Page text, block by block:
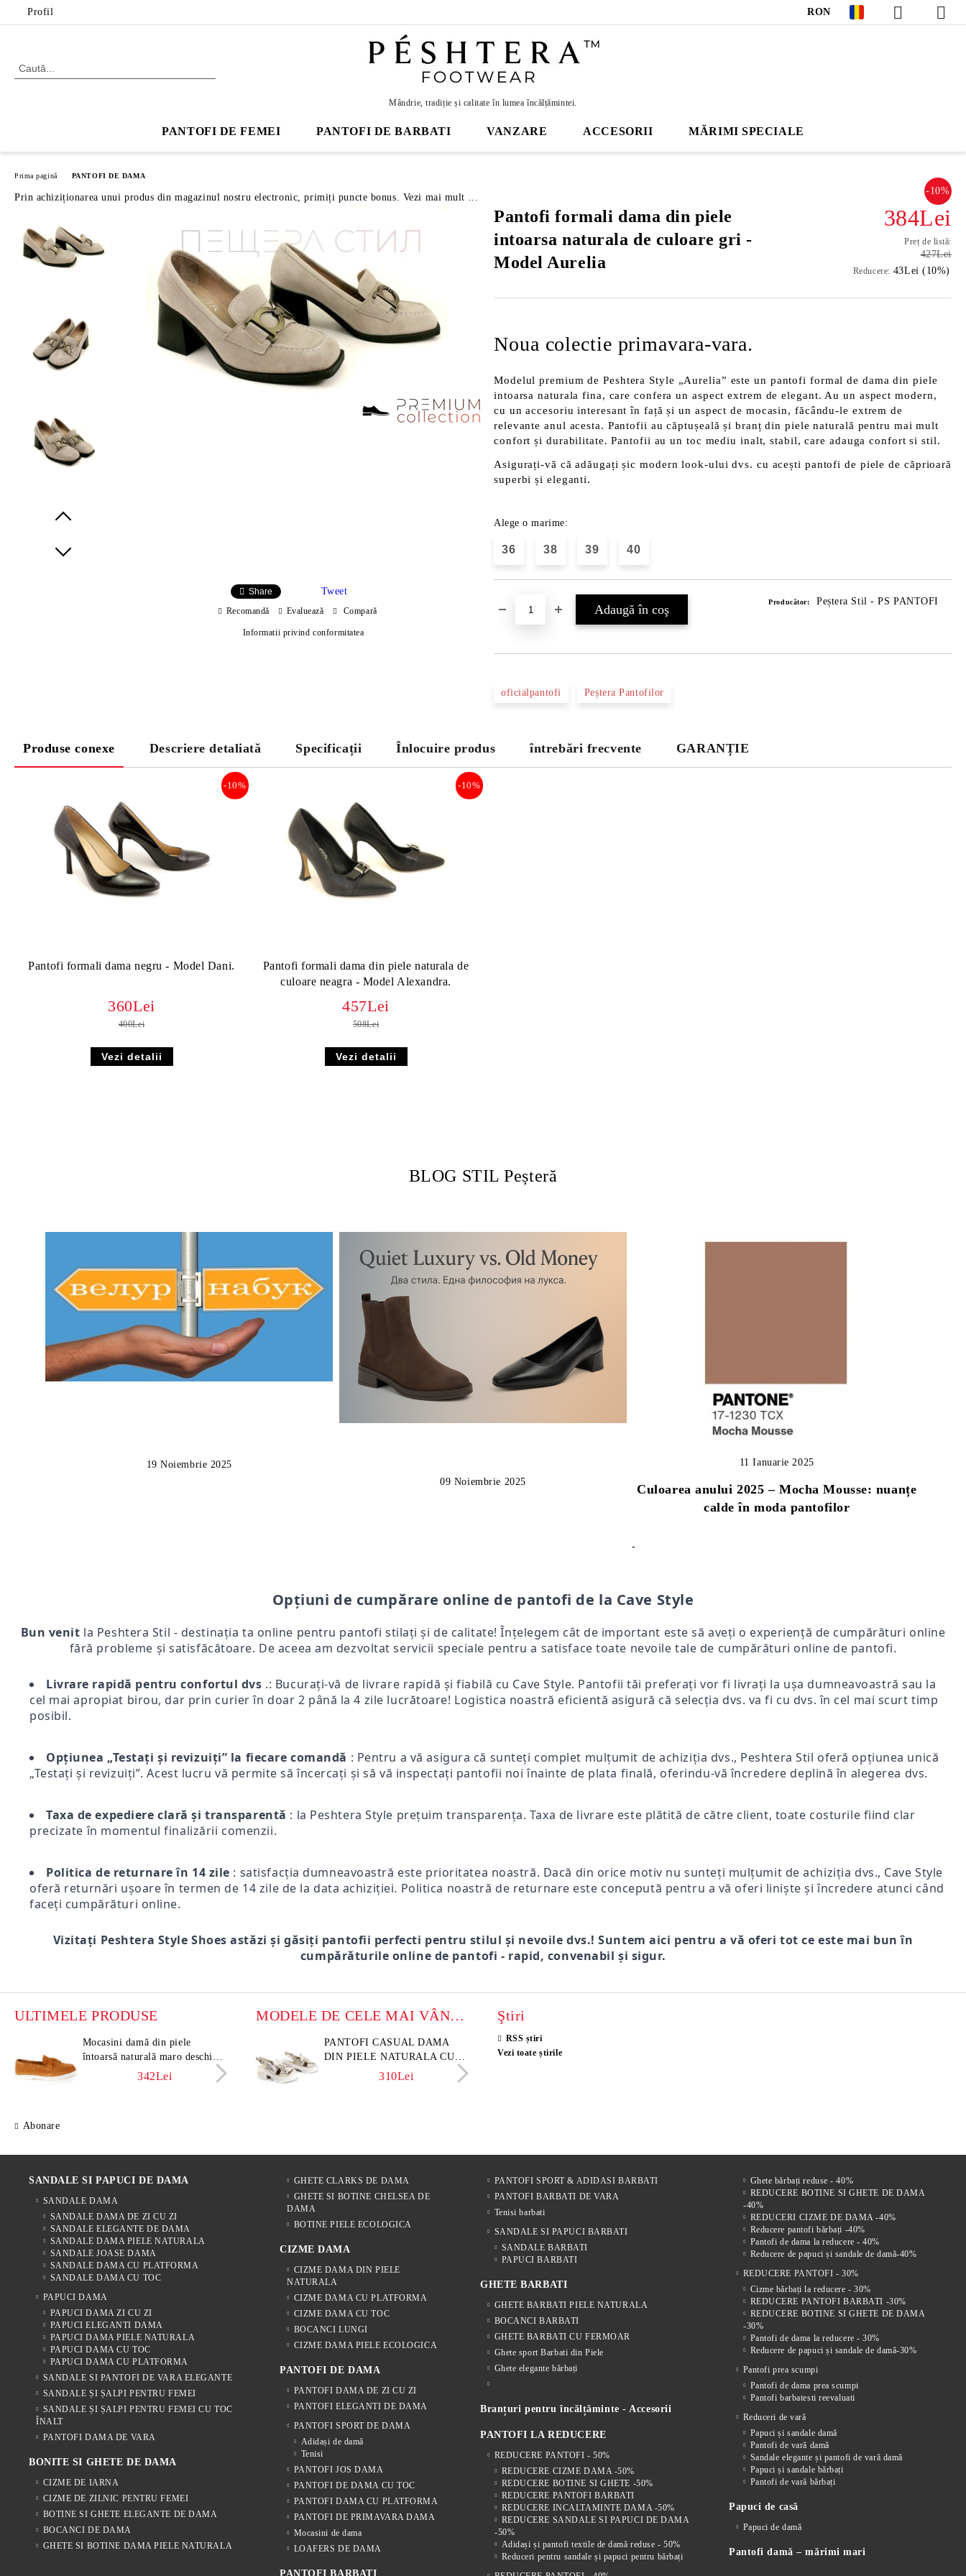
Profil RON
Mândrie, tradiție și calitate în lumea încălțămintei.
PANTOFI DE FEMEI PANTOFI DE BARBATI VANZARE ACCESORII MĂRIMI SPECIALE
Prima pagină PANTOFI DE DAMA
Prin achiziționarea unui produs din magazinul nostru electronic, primiți puncte bonus. Vezi mai mult ...
Pantofi formali dama din piele
intoarsa naturala de culoare gri -
Model Aurelia
-10%
384Lei
Preț de listă:
427Lei
Reducere: 43Lei (10%)
Noua colectie primavara-vara.
Modelul premium de Peshtera Style „Aurelia” este un pantofi formal de dama din piele
intoarsa naturala fina, care confera un aspect extrem de elegant. Au un aspect modern,
cu un accesoriu interesant în față și un aspect de mocasin, făcându-le extrem de
relevante anul acesta. Pantofii au căptușeală și branț din piele naturală pentru mai mult
confort și durabilitate. Pantofii au un toc mediu inalt, stabil, care adauga confort si stil.
Asigurați-vă că adăugați șic modern look-ului dvs. cu acești pantofi de piele de căprioară
superbi și eleganti.
Alege o marime:
36 38 39 40
Producător: Peștera Stil - PS PANTOFI
oficialpantofi Peștera Pantofilor
Share Tweet
Recomandă Evaluează Compară
Informatii privind conformitatea
Produse conexe Descriere detaliată Specificații Înlocuire produs întrebări frecvente GARANȚIE
Pantofi formali dama negru - Model Dani.
-10%
360Lei
400Lei
Vezi detalii
Pantofi formali dama din piele naturala de
culoare neagra - Model Alexandra.
-10%
457Lei
508Lei
Vezi detalii
BLOG STIL Peșteră
19 Noiembrie 2025
09 Noiembrie 2025
Culoarea anului 2025 – Mocha Mousse: nuanțe
calde în moda pantofilor
11 Ianuarie 2025
-
Opțiuni de cumpărare online de pantofi de la Cave Style
Bun venit la Peshtera Stil - destinația ta online pentru pantofi stilați și de calitate! Înțelegem cât de important este să aveți o experiență de cumpărături online
fără probleme și satisfăcătoare. De aceea am dezvoltat servicii speciale pentru a satisface toate nevoile tale de cumpărături online de pantofi.
Livrare rapidă pentru confortul dvs .: Bucurați-vă de livrare rapidă și fiabilă cu Cave Style. Pantofii tăi preferați vor fi livrați la ușa dumneavoastră sau la
cel mai apropiat birou, dar prin curier în doar 2 până la 4 zile lucrătoare! Logistica noastră eficientă asigură că selecția dvs. va fi cu dvs. în cel mai scurt timp
posibil.
Opțiunea „Testați și revizuiți” la fiecare comandă : Pentru a vă asigura că sunteți complet mulțumit de achiziția dvs., Peshtera Stil oferă opțiunea unică
„Testați și revizuiți”. Acest lucru vă permite să încercați și să vă inspectați pantofii noi înainte de plata finală, oferindu-vă încredere deplină în alegerea dvs.
Taxa de expediere clară și transparentă : la Peshtera Style prețuim transparența. Taxa de livrare este plătită de către client, toate costurile fiind clar
precizate în momentul finalizării comenzii.
Politica de returnare în 14 zile : satisfacția dumneavoastră este prioritatea noastră. Dacă din orice motiv nu sunteți mulțumit de achiziția dvs., Cave Style
oferă returnări ușoare în termen de 14 zile de la data achiziției. Politica noastră de returnare este concepută pentru a vă oferi liniște și încredere atunci când
faceți cumpărături online.
Vizitați Peshtera Style Shoes astăzi și găsiți pantofii perfecti pentru stilul și nevoile dvs.! Suntem aici pentru a vă oferi tot ce este mai bun în
cumpărăturile online de pantofi - rapid, convenabil și sigur.
ULTIMELE PRODUSE
Mocasini damă din piele
întoarsă naturală maro deschis –
342Lei
Mocasini damă din piele
întoarsă naturală maro închis –
Vero Lume
342Lei
Sandale damă din piele velur
naturală culoare maro deschis
Abonare
MODELE DE CELE MAI VÂNZATE
PANTOFI CASUAL DAMA
DIN PIELE NATURALA CU
IMPRIMEU FLORAL -
310Lei
ELIA MOVE – PANTOFI DE
VARĂ ALBI DIN PIELE
Ştiri
RSS știri
Vezi toate știrile
SANDALE SI PAPUCI DE DAMA
SANDALE DAMA
SANDALE DAMA DE ZI CU ZI
SANDALE ELEGANTE DE DAMA
SANDALE DAMA PIELE NATURALA
SANDALE JOASE DAMA
SANDALE DAMA CU PLATFORMA
SANDALE DAMA CU TOC
PAPUCI DAMA
PAPUCI DAMA ZI CU ZI
PAPUCI ELEGANTI DAMA
PAPUCI DAMA PIELE NATURALA
PAPUCI DAMA CU TOC
PAPUCI DAMA CU PLATFORMA
SANDALE SI PANTOFI DE VARA ELEGANTE
SANDALE ȘI ȘALPI PENTRU FEMEI
SANDALE ȘI ȘALPI PENTRU FEMEI CU TOC
ÎNALT
PANTOFI DAMA DE VARA
BONITE SI GHETE DE DAMA
CIZME DE IARNA
CIZME DE ZILNIC PENTRU FEMEI
BOTINE SI GHETE ELEGANTE DE DAMA
BOCANCI DE DAMA
GHETE SI BOTINE DAMA PIELE NATURALA
GHETE CLARKS DE DAMA
GHETE SI BOTINE CHELSEA DE
DAMA
BOTINE PIELE ECOLOGICA
CIZME DAMA
CIZME DAMA DIN PIELE
NATURALA
CIZME DAMA CU PLATFORMA
CIZME DAMA CU TOC
BOCANCI LUNGI
CIZME DAMA PIELE ECOLOGICA
PANTOFI DE DAMA
PANTOFI DAMA DE ZI CU ZI
PANTOFI ELEGANTI DE DAMA
PANTOFI SPORT DE DAMA
Adidași de damă
Tenisi
PANTOFI JOS DAMA
PANTOFI DE DAMA CU TOC
PANTOFI DAMA CU PLATFORMA
PANTOFI DE PRIMAVARA DAMA
Mocasini de dama
LOAFERS DE DAMA
PANTOFI BARBATI
PANTOFI SPORT & ADIDASI BARBATI
PANTOFI BARBATI DE VARA
Tenisi barbati
SANDALE SI PAPUCI BARBATI
SANDALE BARBATI
PAPUCI BARBATI
GHETE BARBATI
GHETE BARBATI PIELE NATURALA
BOCANCI BARBATI
GHETE BARBATI CU FERMOAR
Ghete sport Barbati din Piele
Ghete elegante bărbați
Branțuri pentru încălțăminte - Accesorii
PANTOFI LA REDUCERE
REDUCERE PANTOFI - 50%
REDUCERE CIZME DAMA -50%
REDUCERE BOTINE SI GHETE -50%
REDUCERE PANTOFI BARBATI
REDUCERE INCALTAMINTE DAMA -50%
REDUCERE SANDALE SI PAPUCI DE DAMA
-50%
Adidași și pantofi textile de damă reduse - 50%
Reduceri pentru sandale și papuci pentru bărbați
Ghete bărbați reduse - 40%
REDUCERE BOTINE SI GHETE DE DAMA
-40%
REDUCERI CIZME DE DAMA -40%
Reducere pantofi bărbați -40%
Pantofi de dama la reducere - 40%
Reducere de papuci și sandale de damă-40%
REDUCERE PANTOFI - 30%
Cizme bărbați la reducere - 30%
REDUCERE PANTOFI BARBATI -30%
REDUCERE BOTINE SI GHETE DE DAMA
-30%
Pantofi de dama la reducere - 30%
Reducere de papuci și sandale de damă-30%
Pantofi prea scumpi
Pantofi de dama prea scumpi
Pantofi barbatesti reevaluati
Reduceri de vară
Papuci și sandale damă
Pantofi de vară damă
Sandale elegante și pantofi de vară damă
Papuci și sandale bărbați
Pantofi de vară bărbați
Papuci de casă
Papuci de damă
Pantofi damă – mărimi mari